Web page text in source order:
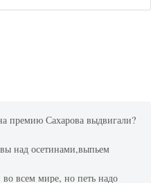
премию Сахарова выдвигали?
над осетинами,выпьем
всем мире, но петь надо